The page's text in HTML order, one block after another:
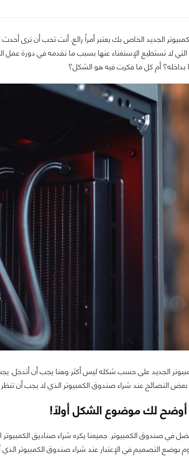
الجديد الخاص بك يعتبر أمراً رائع. أنت تحب أن ترى
التي لا تستطيع الإستغناء عنها بسبب ما تقدمه في دورة
بداخله؟ أم كل ما فكرت فيه هو الشكل؟
الجديد على حسب شكله ليس أكثر وهنا يجب أن أتدخل.
النصائح عند شراء صندوق الكمبيوتر الذي لا يجب أن
لك موضوع الشكل أولاً!
في صندوق الكمبيوتر. جميعنا يكره شراء صناديق
بوضع التصميم في الإعتبار عند شراء صندوق الكمبيوتر الذي